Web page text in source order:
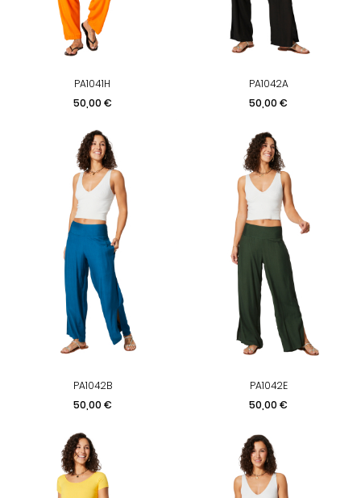
PA1041H
Prix
50,00 €
PA1042A
Prix
50,00 €
PA1042B
Prix
50,00 €
PA1042E
Prix
50,00 €